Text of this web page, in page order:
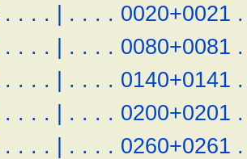
. . . . | . . . . 0020+0021 .
. . . . | . . . . 0080+0081 .
. . . . | . . . . 0140+0141 .
. . . . | . . . . 0200+0201 .
. . . . | . . . . 0260+0261 .